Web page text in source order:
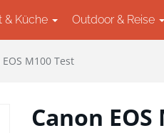
& Küche Outdoor & Reise
M100 Test
Canon